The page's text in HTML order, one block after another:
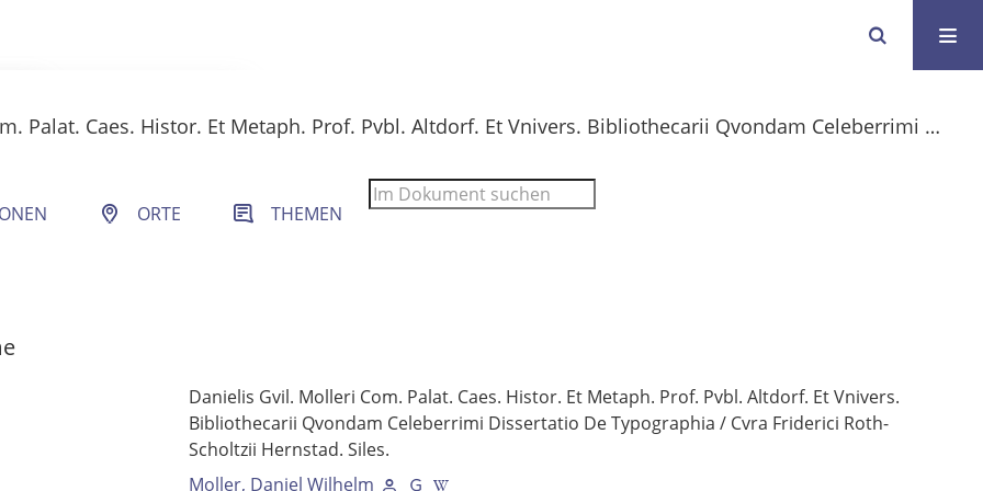
Danielis Gvil. Molleri Com. Palat. Caes. Histor. Et Metaph. Prof. Pvbl. Altdorf. Et Vnivers. Bibliothecarii Qvondam Celeberrimi Dissertatio De Typographia
ORTE THEMEN
Danielis Gvil. Molleri Com. Palat. Caes. Histor. Et Metaph. Prof. Pvbl. Altdorf. Et Vnivers.
Bibliothecarii Qvondam Celeberrimi Dissertatio De Typographia / Cvra Friderici Roth-
Scholtzii Hernstad. Siles.
Moller, Daniel Wilhelm